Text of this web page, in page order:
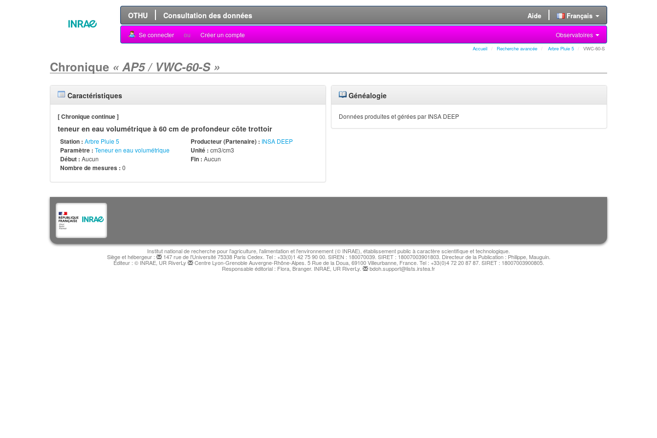
OTHU Consultation des données Aide Français
Se connecter ou Créer un compte Observatoires
Accueil Recherche avancée Arbre Pluie 5 VWC-60-S
Chronique « AP5 / VWC-60-S »
Caractéristiques
[ Chronique continue ]
teneur en eau volumétrique à 60 cm de profondeur côte trottoir
Station : Arbre Pluie 5 Producteur (Partenaire) : INSA DEEP
Paramètre : Teneur en eau volumétrique Unité : cm3/cm3
Début : Aucun Fin : Aucun
Nombre de mesures : 0
Généalogie
Données produites et gérées par INSA DEEP
Institut national de recherche pour l'agriculture, l'alimentation et l'environnement (© INRAE), établissement public à caractère scientifique et technologique.
Siège et hébergeur : 147 rue de l'Université 75338 Paris Cedex. Tel : +33(0)1 42 75 90 00. SIREN : 180070039. SIRET : 18007003901803. Directeur de la Publication : Philippe, Mauguin.
Éditeur : © INRAE, UR RiverLy Centre Lyon-Grenoble Auvergne-Rhône-Alpes. 5 Rue de la Doua, 69100 Villeurbanne, France. Tel : +33(0)4 72 20 87 87. SIRET : 18007003900805.
Responsable éditorial : Flora, Branger. INRAE, UR RiverLy. bdoh.support@lists.irstea.fr